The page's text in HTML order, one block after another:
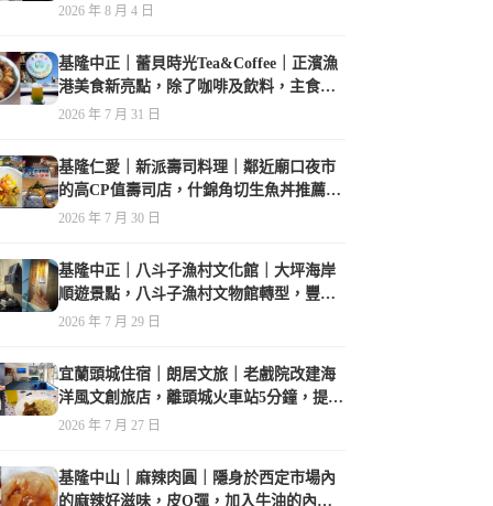
海鮮麵
2026 年 8 月 4 日
基隆中正｜蕾貝時光Tea&Coffee｜正濱漁
港美食新亮點，除了咖啡及飲料，主食也
很有特色
2026 年 7 月 31 日
基隆仁愛｜新派壽司料理｜鄰近廟口夜市
的高CP值壽司店，什錦角切生魚丼推薦必
點
2026 年 7 月 30 日
基隆中正｜八斗子漁村文化館｜大坪海岸
順遊景點，八斗子漁村文物館轉型，豐富
的漁業文物，值得走訪
2026 年 7 月 29 日
宜蘭頭城住宿｜朗居文旅｜老戲院改建海
洋風文創旅店，離頭城火車站5分鐘，提供
免費夜間宵夜，親子遊戲空間
2026 年 7 月 27 日
基隆中山｜麻辣肉圓｜隱身於西定市場內
的麻辣好滋味，皮Q彈，加入牛油的內餡